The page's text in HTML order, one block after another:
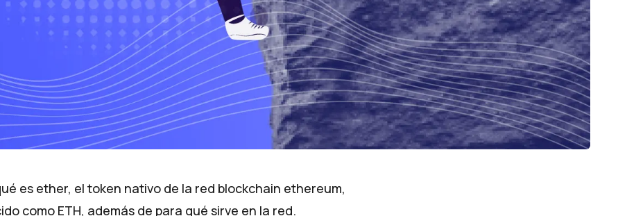
es ether, el token nativo de la red blockchain ethereum,
como ETH, además de para qué sirve en la red.